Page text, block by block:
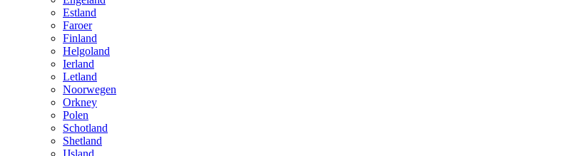
Estland
Faroer
Finland
Helgoland
Ierland
Letland
Noorwegen
Orkney
Polen
Schotland
Shetland
IJsland